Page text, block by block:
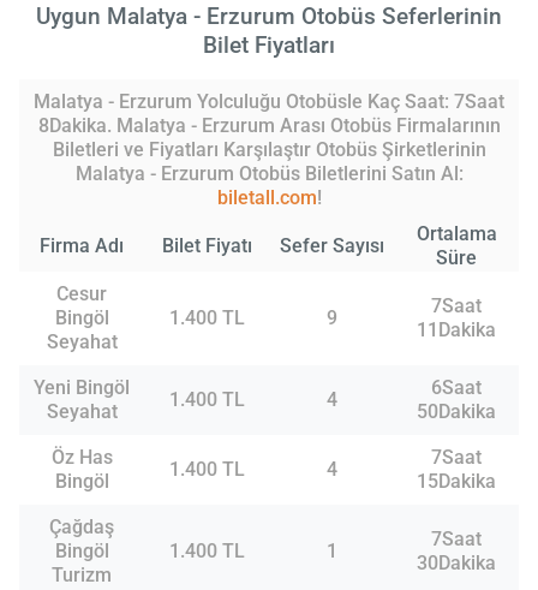
Uygun Malatya - Erzurum Otobüs Seferlerinin
Bilet Fiyatları
Malatya - Erzurum Yolculuğu Otobüsle Kaç Saat: 7Saat
8Dakika. Malatya - Erzurum Arası Otobüs Firmalarının
Biletleri ve Fiyatları Karşılaştır Otobüs Şirketlerinin
Malatya - Erzurum Otobüs Biletlerini Satın Al:
biletall.com!
Firma Adı Bilet Fiyatı Sefer Sayısı
Ortalama
Süre
Cesur
Bingöl
Seyahat
1.400 TL 9
7Saat
11Dakika
Yeni Bingöl
Seyahat
1.400 TL 4
6Saat
50Dakika
Öz Has
Bingöl
1.400 TL 4
7Saat
15Dakika
Çağdaş
Bingöl
Turizm
1.400 TL 1
7Saat
30Dakika